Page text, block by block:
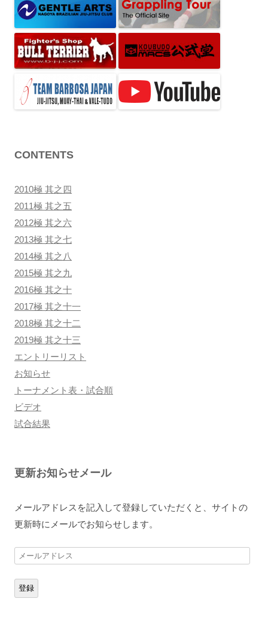
ゲ
ー
シ
ョ
ン
CONTENTS
2010極 其之四
2011極 其之五
2012極 其之六
2013極 其之七
2014極 其之八
2015極 其之九
2016極 其之十
2017極 其之十一
2018極 其之十二
2019極 其之十三
エントリーリスト
お知らせ
トーナメント表・試合順
ビデオ
試合結果
更新お知らせメール
メールアドレスを記入して登録していただくと、サイトの
更新時にメールでお知らせします。
メ
ル
ア
登録